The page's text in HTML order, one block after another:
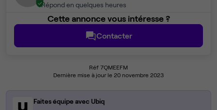
Répond en quelques heures
Cette annonce vous intéresse ?
Contacter
Réf 7QMEEFM
Dernière mise à jour le 20 novembre 2023
Faites équipe avec Ubiq